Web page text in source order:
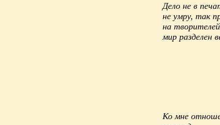
Дело не в
не умру, так
на
мир разделен
Ко мне